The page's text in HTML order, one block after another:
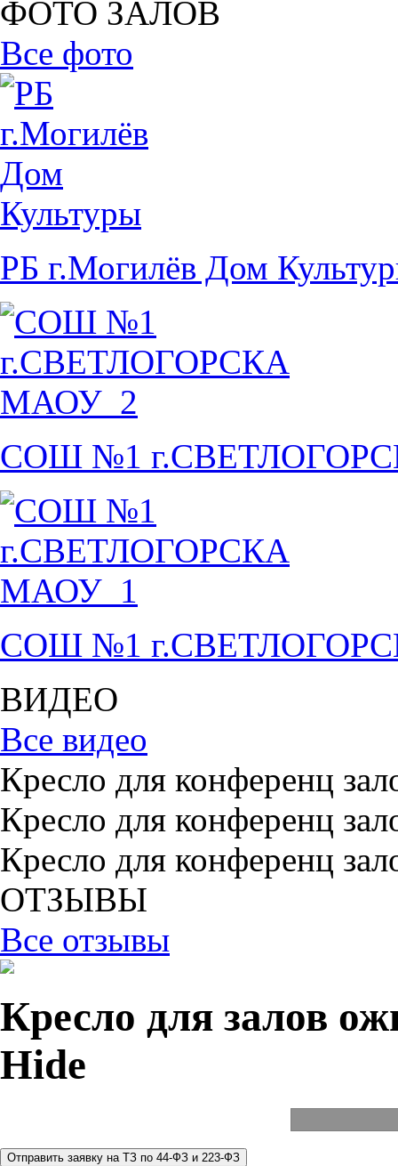
ФОТО ЗАЛОВ
Все фото
РБ г.Могилёв Дом
СОШ №1
СОШ №1
ВИДЕО
Все видео
Кресло для конференц
Кресло для конференц
Кресло для конференц
ОТЗЫВЫ
Все отзывы
Кресло для залов
Hide